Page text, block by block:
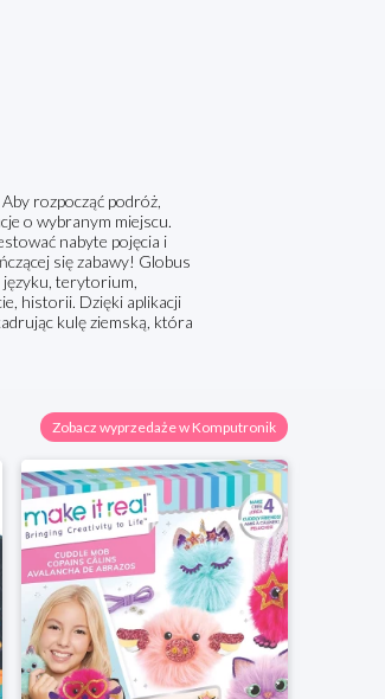
rozpocząć podróż,
o wybranym miejscu.
nabyte pojęcia i
się zabawy! Globus
języku, terytorium,
historii. Dzięki aplikacji
kulę ziemską, która
Zobacz wyprzedaże w Komputronik